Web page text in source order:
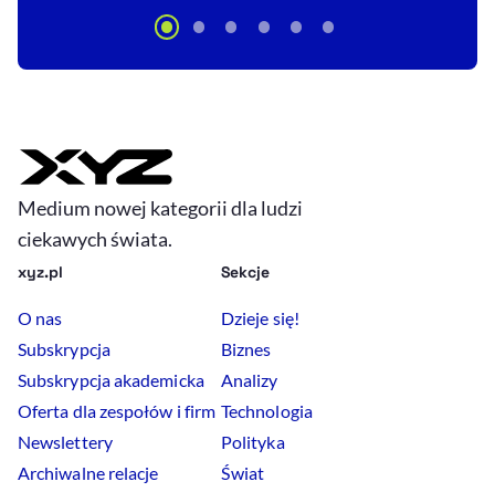
Medium nowej kategorii dla ludzi
ciekawych świata.
xyz.pl
O nas
Subskrypcja
Subskrypcja akademicka
Oferta dla zespołów i firm
Newslettery
Archiwalne relacje
Sekcje
Dzieje się!
Biznes
Analizy
Technologia
Polityka
Świat